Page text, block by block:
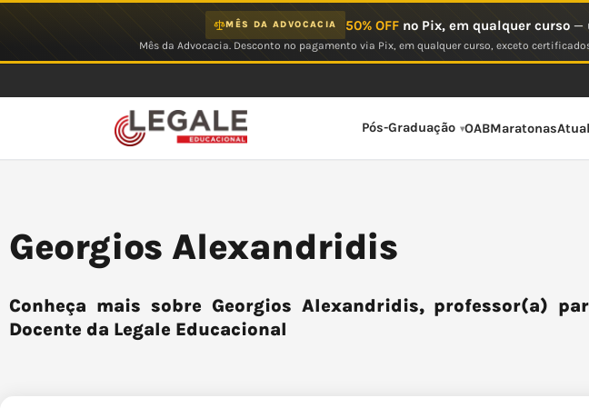
MÊS DA ADVOCACIA 50% OFFno Pix, em qualquer curso—
Mês da Advocacia. Desconto no pagamento via Pix, em qualquer curso, exceto
Pós-Graduação OABMaratonas
Georgios Alexandridis
Conheça mais sobre Georgios Alexandridis, professor(a)
Docente da Legale Educacional